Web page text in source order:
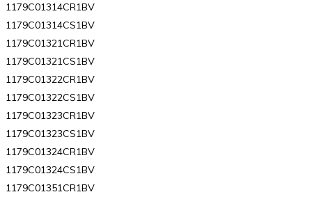
1179C01314CR1BV
1179C01314CS1BV
1179C01321CR1BV
1179C01321CS1BV
1179C01322CR1BV
1179C01322CS1BV
1179C01323CR1BV
1179C01323CS1BV
1179C01324CR1BV
1179C01324CS1BV
1179C01351CR1BV